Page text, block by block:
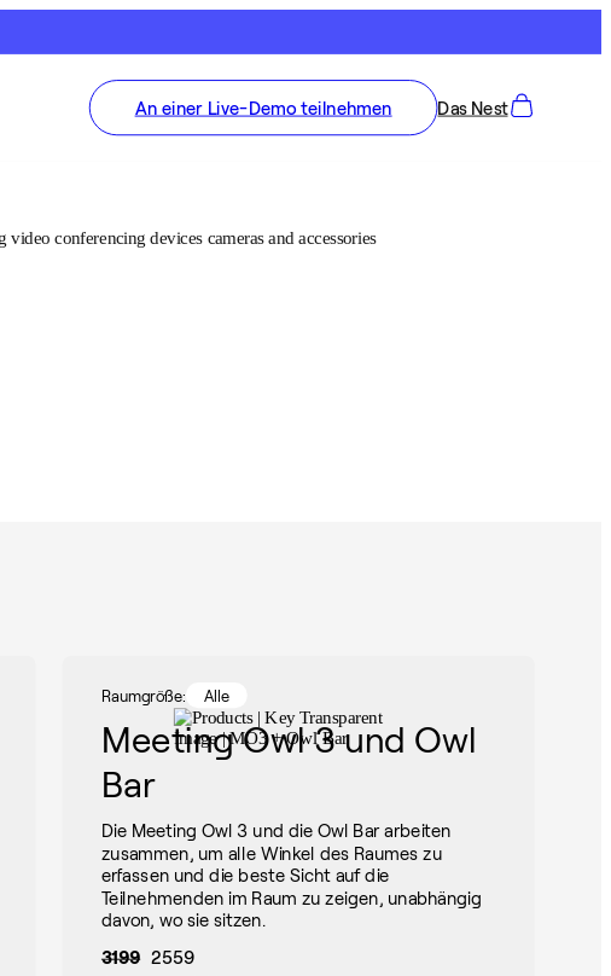
An einer Live-Demo teilnehmen Das Nest
Raumgröße: Alle
Meeting Owl 3 und Owl
Bar
Die Meeting Owl 3 und die Owl Bar arbeiten
zusammen, um alle Winkel des Raumes zu
erfassen und die beste Sicht auf die
Teilnehmenden im Raum zu zeigen, unabhängig
davon, wo sie sitzen.
3199 2559